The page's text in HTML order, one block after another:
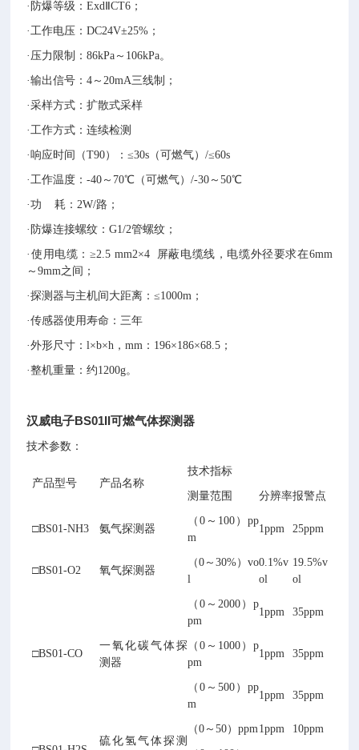
·防爆等级：ExdⅡCT6；
·工作电压：DC24V±25%；
·压力限制：86kPa～106kPa。
·输出信号：4～20mA三线制；
·采样方式：扩散式采样
·工作方式：连续检测
·响应时间（T90）：≤30s（可燃气）/≤60s
·工作温度：-40～70℃（可燃气）/-30～50℃
·功 耗：2W/路；
·防爆连接螺纹：G1/2管螺纹；
·使用电缆：≥2.5 mm2×4 屏蔽电缆线，电缆外径要求在6mm
～9mm之间；
·探测器与主机间大距离：≤1000m；
·传感器使用寿命：三年
·外形尺寸：l×b×h，mm：196×186×68.5；
·整机重量：约1200g。
汉威电子BS01II可燃气体探测器
技术参数：
产品型号 产品名称
技术指标
测量范围 分辨率报警点
□BS01-NH3 氨气探测器
（0～100）pp
m
1ppm 25ppm
□BS01-O2 氧气探测器
（0～30%）vo
l
0.1%v
ol
19.5%v
ol
□BS01-CO
一氧化碳气体探
测器
（0～2000）p
pm
1ppm 35ppm
（0～1000）p
pm
1ppm 35ppm
（0～500）pp
m
1ppm 35ppm
硫化氢气体探测
（0～50）ppm1ppm 10ppm